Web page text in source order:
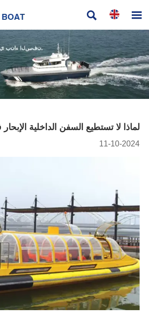
 
لماذا لا تستطيع السفن الداخلية
11-10-2024